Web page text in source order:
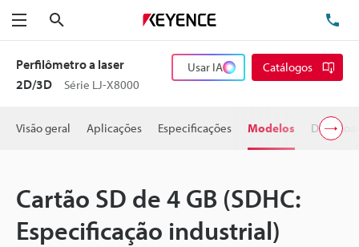
Menu
Perfilômetro a laser
2D/3D
Série LJ-X8000
Usar IA Catálogos
Visão geral Aplicações Especificações Modelos
Cartão SD de 4 GB (SDHC:
Especificação industrial)